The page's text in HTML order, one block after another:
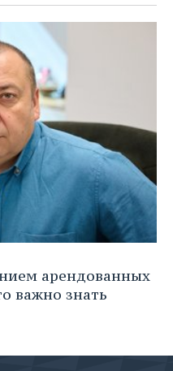
арендованных
важно знать